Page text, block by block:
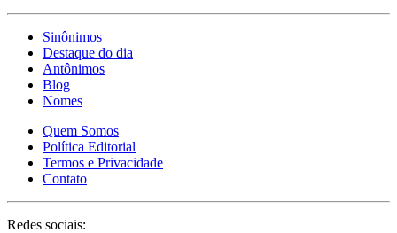
Sinônimos
Destaque do dia
Antônimos
Blog
Nomes
Quem Somos
Política Editorial
Termos e Privacidade
Contato
Redes sociais: